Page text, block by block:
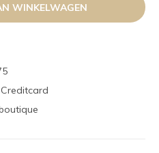
WINKELWAGEN